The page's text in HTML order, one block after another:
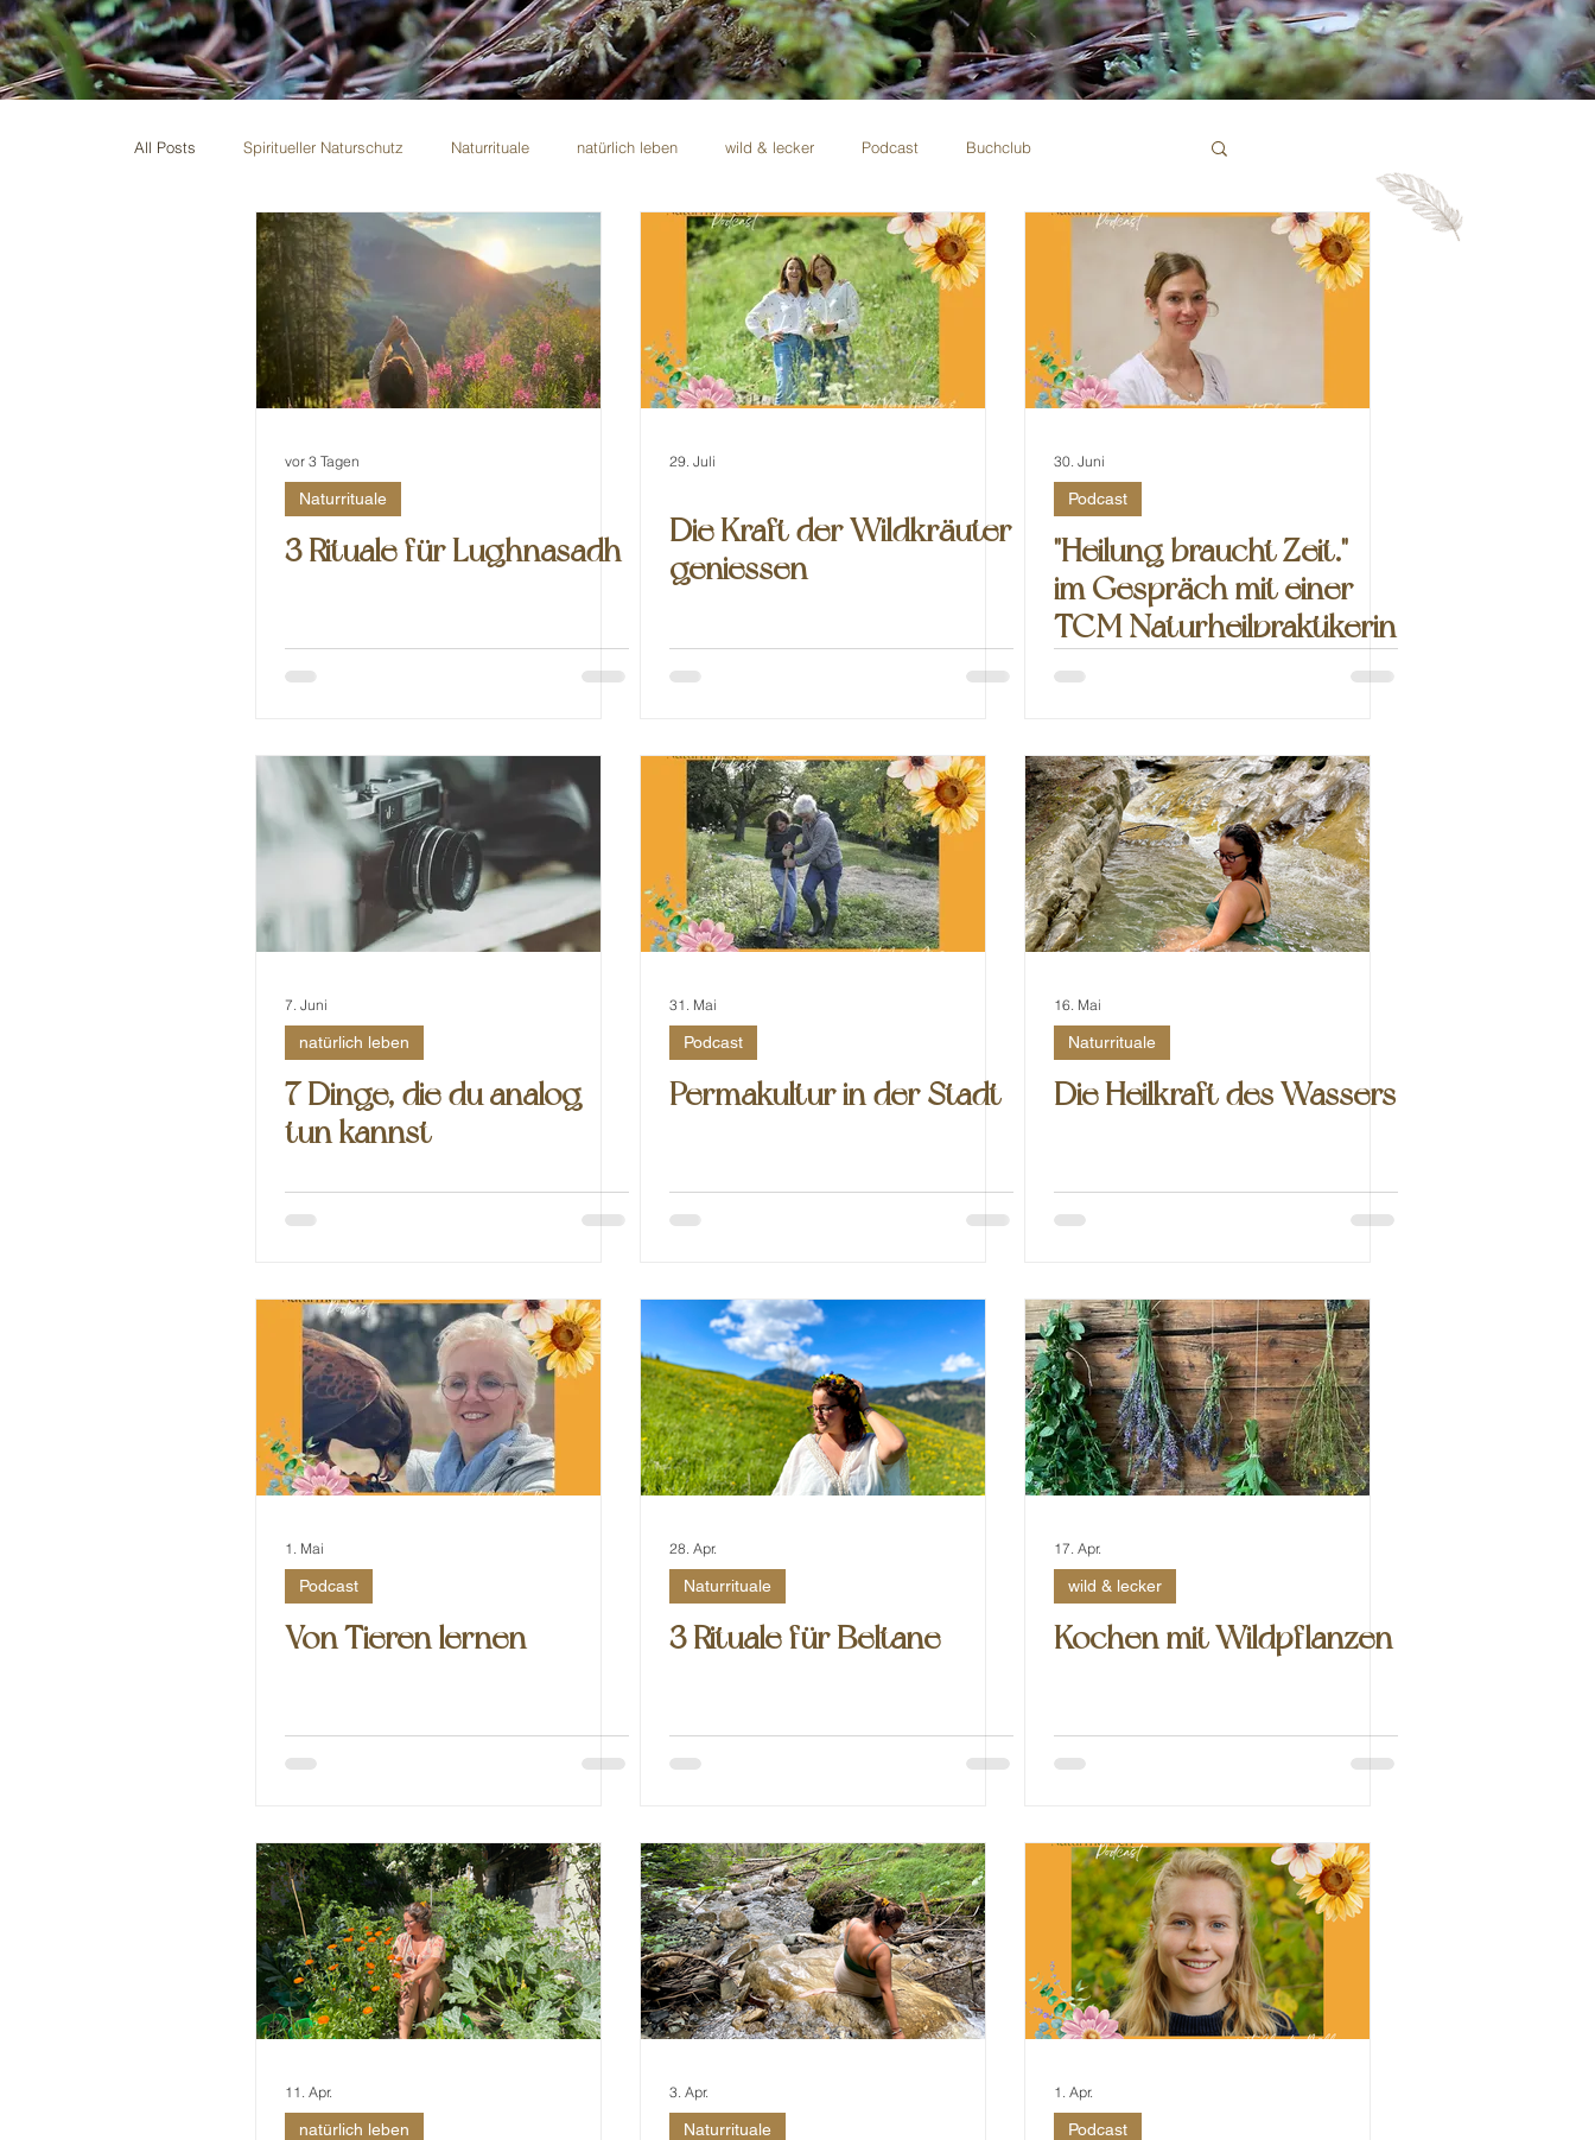
All Posts Spiritueller Naturschutz Naturrituale natürlich leben wild & lecker Podcast Buchclub
Persönliche Geschichten Moderne Märchen
vor 3 Tagen
Naturrituale
3 Rituale für Lughnasadh
29. Juli
Die Kraft der Wildkräuter
geniessen
30. Juni
Podcast
"Heilung braucht Zeit." -
im Gespräch mit einer
TCM Naturheilpraktikerin
7. Juni
natürlich leben
7 Dinge, die du analog
tun kannst
31. Mai
Podcast
Permakultur in der Stadt
16. Mai
Naturrituale
Die Heilkraft des Wassers
1. Mai
Podcast
Von Tieren lernen
28. Apr.
Naturrituale
3 Rituale für Beltane
17. Apr.
wild & lecker
Kochen mit Wildpflanzen
11. Apr.
natürlich leben
3. Apr.
Naturrituale
1. Apr.
Podcast